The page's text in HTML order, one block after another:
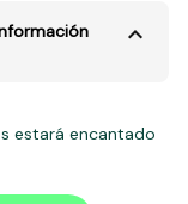
estará encantado